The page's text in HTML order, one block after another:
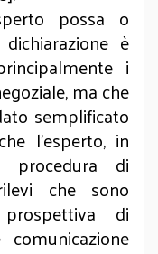
possa o
è
i
ma che
semplificato
l’esperto, in
procedura di
che sono
di